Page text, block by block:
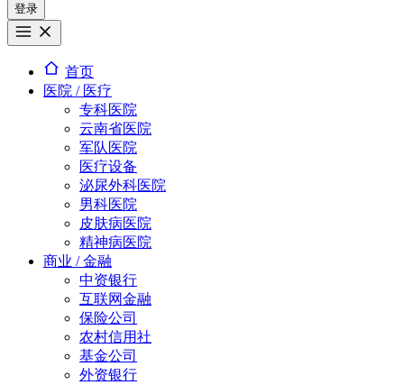
登录
首页
医院 / 医疗
专科医院
云南省医院
军队医院
医疗设备
泌尿外科医院
男科医院
皮肤病医院
精神病医院
商业 / 金融
中资银行
互联网金融
保险公司
农村信用社
基金公司
外资银行